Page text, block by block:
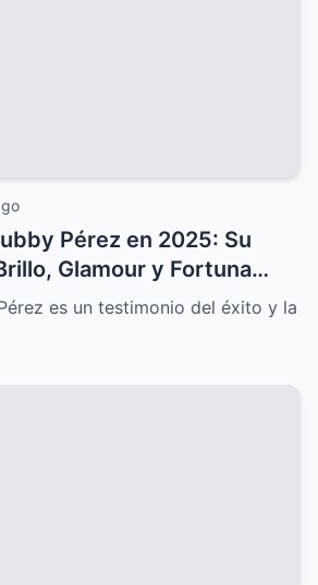
Pérez en 2025: Su
Glamour y Fortuna
es un testimonio del éxito y la